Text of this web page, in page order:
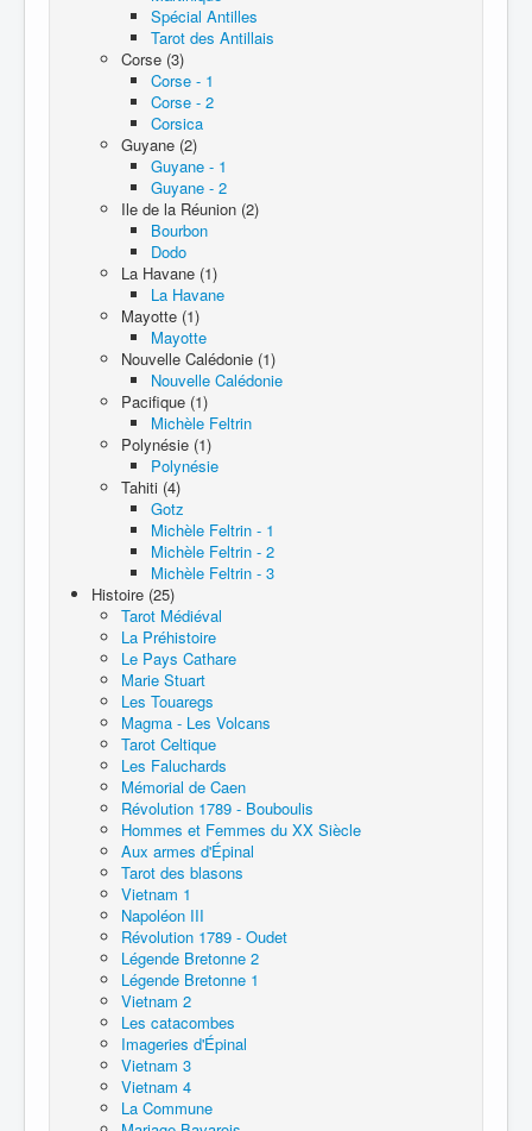
Spécial Antilles
Tarot des Antillais
Corse (3)
Corse - 1
Corse - 2
Corsica
Guyane (2)
Guyane - 1
Guyane - 2
Ile de la Réunion (2)
Bourbon
Dodo
La Havane (1)
La Havane
Mayotte (1)
Mayotte
Nouvelle Calédonie (1)
Nouvelle Calédonie
Pacifique (1)
Michèle Feltrin
Polynésie (1)
Polynésie
Tahiti (4)
Gotz
Michèle Feltrin - 1
Michèle Feltrin - 2
Michèle Feltrin - 3
Histoire (25)
Tarot Médiéval
La Préhistoire
Le Pays Cathare
Marie Stuart
Les Touaregs
Magma - Les Volcans
Tarot Celtique
Les Faluchards
Mémorial de Caen
Révolution 1789 - Bouboulis
Hommes et Femmes du XX Siècle
Aux armes d'Épinal
Tarot des blasons
Vietnam 1
Napoléon III
Révolution 1789 - Oudet
Légende Bretonne 2
Légende Bretonne 1
Vietnam 2
Les catacombes
Imageries d'Épinal
Vietnam 3
Vietnam 4
La Commune